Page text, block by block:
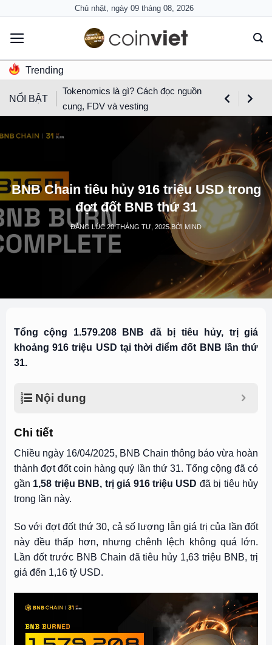
content
Chủ nhật, ngày 09 tháng 08, 2026
Trending
NỔI BẬT
Tokenomics là gì? Cách đọc nguồn
cung, FDV và vesting
BNB Chain tiêu hủy 916 triệu USD trong
đợt đốt BNB thứ 31
ĐĂNG LÚC20 THÁNG TƯ, 2025BỞIMIND
Tổng cộng 1.579.208 BNB đã bị tiêu hủy, trị giá
khoảng 916 triệu USD tại thời điểm đốt BNB lần thứ
31.
Nội dung
Chi tiết
Chiều ngày 16/04/2025, BNB Chain thông báo vừa hoàn
thành đợt đốt coin hàng quý lần thứ 31. Tổng cộng đã có
gần 1,58 triệu BNB, trị giá 916 triệu USD đã bị tiêu hủy
trong lần này.
So với đợt đốt thứ 30, cả số lượng lẫn giá trị của lần đốt
này đều thấp hơn, nhưng chênh lệch không quá lớn.
Lần đốt trước BNB Chain đã tiêu hủy 1,63 triệu BNB, trị
giá đến 1,16 tỷ USD.